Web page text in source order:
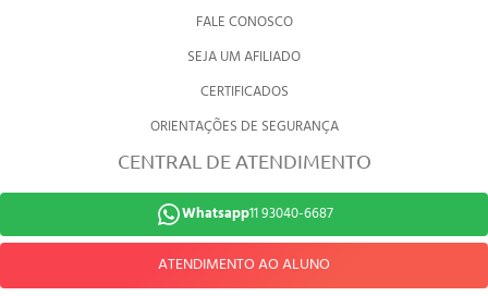
FALE CONOSCO
SEJA UM AFILIADO
CERTIFICADOS
ORIENTAÇÕES DE SEGURANÇA
CENTRAL DE ATENDIMENTO
Whatsapp11 93040-6687
ATENDIMENTO AO ALUNO